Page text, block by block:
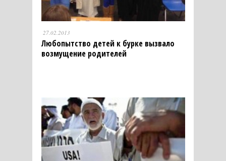
27.02.2013
Любопытство детей к бурке вызвало
возмущение родителей